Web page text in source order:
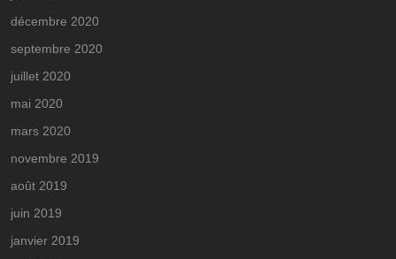
décembre 2020
septembre 2020
juillet 2020
mai 2020
mars 2020
novembre 2019
août 2019
juin 2019
janvier 2019